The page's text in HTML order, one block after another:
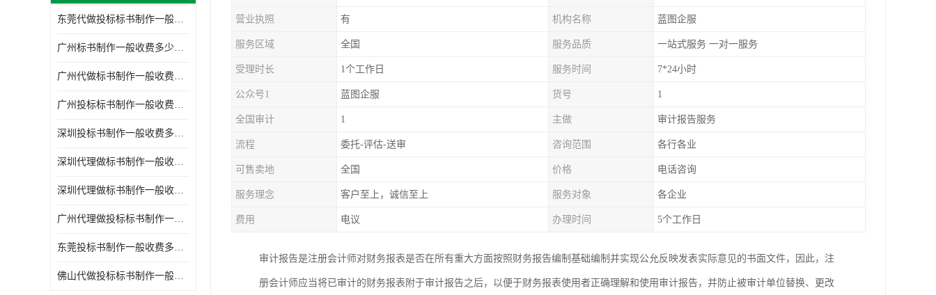
东莞代做投标标书制作一般收费多少钱 服务好
广州标书制作一般收费多少钱 周期快
广州代做标书制作一般收费多少钱 经验丰富
广州投标标书制作一般收费多少钱 一对一服务
深圳投标书制作一般收费多少钱 代写各类工程
深圳代理做标书制作一般收费多少钱 满足客户需求
深圳代理做标书制作一般收费多少钱 诚信合作
广州代理做投标标书制作一般收费多少钱 满足客户需求
东莞投标书制作一般收费多少钱 服务好
佛山代做投标标书制作一般收费多少钱 经验丰富
营业执照 有 机构名称 蓝图企服
服务区域 全国 服务品质 一站式服务 一对一服务
受理时长 1个工作日 服务时间 7*24小时
公众号1 蓝图企服 货号 1
全国审计 1 主做 审计报告服务
流程 委托-评估-送审 咨询范围 各行各业
可售卖地 全国 价格 电话咨询
服务理念 客户至上，诚信至上 服务对象 各企业
费用 电议 办理时间 5个工作日
审计报告是注册会计师对财务报表是否在所有重大方面按照财务报告编制基础编制并实现公允反映发表实际意见的书面文件，因此，注
册会计师应当将已审计的财务报表附于审计报告之后，以便于财务报表使用者正确理解和使用审计报告，并防止被审计单位替换、更改